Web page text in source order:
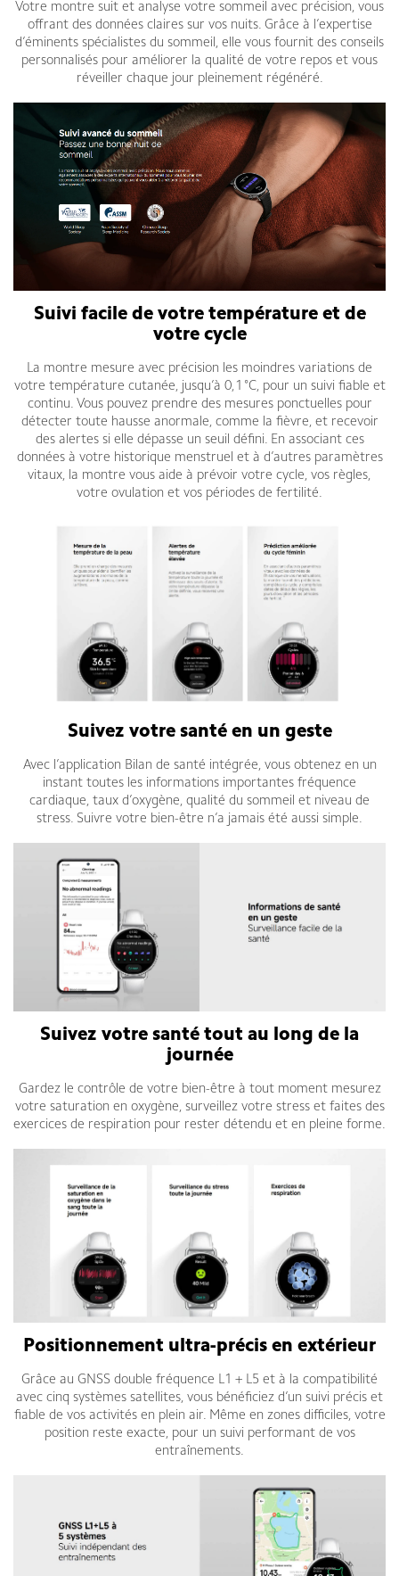
Votre montre suit et analyse votre sommeil avec précision, vous
offrant des données claires sur vos nuits. Grâce à l’expertise
d’éminents spécialistes du sommeil, elle vous fournit des conseils
personnalisés pour améliorer la qualité de votre repos et vous
réveiller chaque jour pleinement régénéré.
Suivi facile de votre température et de
votre cycle
La montre mesure avec précision les moindres variations de
votre température cutanée, jusqu’à 0,1 °C, pour un suivi fiable et
continu. Vous pouvez prendre des mesures ponctuelles pour
détecter toute hausse anormale, comme la fièvre, et recevoir
des alertes si elle dépasse un seuil défini. En associant ces
données à votre historique menstruel et à d’autres paramètres
vitaux, la montre vous aide à prévoir votre cycle, vos règles,
votre ovulation et vos périodes de fertilité.
Suivez votre santé en un geste
Avec l’application Bilan de santé intégrée, vous obtenez en un
instant toutes les informations importantes fréquence
cardiaque, taux d’oxygène, qualité du sommeil et niveau de
stress. Suivre votre bien-être n’a jamais été aussi simple.
Suivez votre santé tout au long de la
journée
Gardez le contrôle de votre bien-être à tout moment mesurez
votre saturation en oxygène, surveillez votre stress et faites des
exercices de respiration pour rester détendu et en pleine forme.
Positionnement ultra-précis en extérieur
Grâce au GNSS double fréquence L1 + L5 et à la compatibilité
avec cinq systèmes satellites, vous bénéficiez d’un suivi précis et
fiable de vos activités en plein air. Même en zones difficiles, votre
position reste exacte, pour un suivi performant de vos
entraînements.